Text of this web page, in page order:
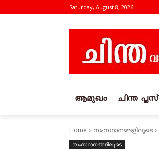
Saturday, August 8, 2026
ആമുഖം ചിന്ത പ്ലസ്
Home സംസ്ഥാനങ്ങളിലൂടെ
സംസ്ഥാനങ്ങളിലൂടെ